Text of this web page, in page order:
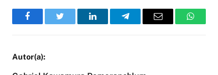
FacebookTwitter LinkedInTelegramEmail